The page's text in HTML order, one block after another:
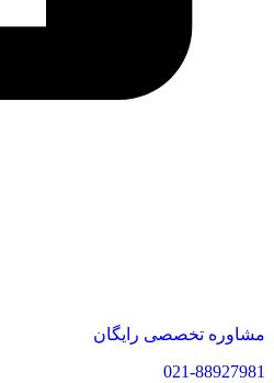
مشاوره تخصصی رایگان
021-88927981